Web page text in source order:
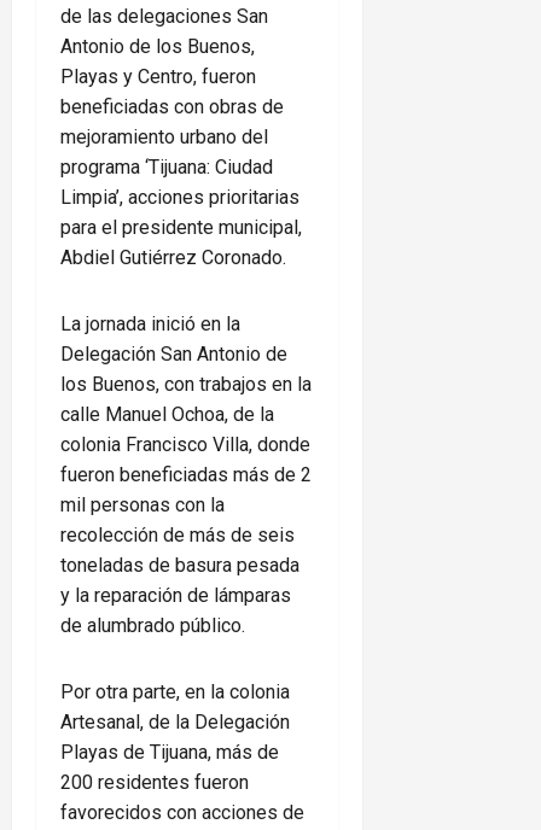
de las delegaciones San
Antonio de los Buenos,
Playas y Centro, fueron
beneficiadas con obras de
mejoramiento urbano del
programa ‘Tijuana: Ciudad
Limpia’, acciones prioritarias
para el presidente municipal,
Abdiel Gutiérrez Coronado.
La jornada inició en la
Delegación San Antonio de
los Buenos, con trabajos en la
calle Manuel Ochoa, de la
colonia Francisco Villa, donde
fueron beneficiadas más de 2
mil personas con la
recolección de más de seis
toneladas de basura pesada
y la reparación de lámparas
de alumbrado público.
Por otra parte, en la colonia
Artesanal, de la Delegación
Playas de Tijuana, más de
200 residentes fueron
favorecidos con acciones de